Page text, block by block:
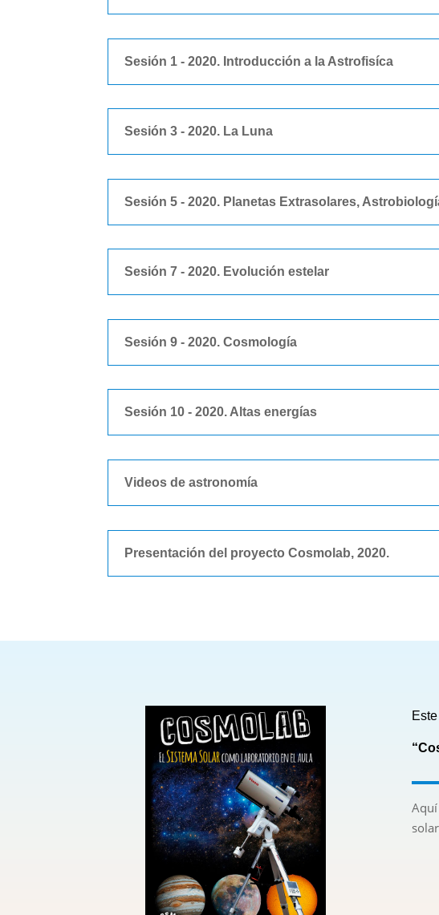
Sesión 1 - 2020. Introducción a la Astrofisíca
Sesión 3 - 2020. La Luna
Sesión 5 - 2020. Planetas Extrasolares,
Sesión 7 - 2020. Evolución estelar
Sesión 9 - 2020. Cosmología
Sesión 10 - 2020. Altas energías
Videos de astronomía
Presentación del proyecto Cosmolab, 2020.